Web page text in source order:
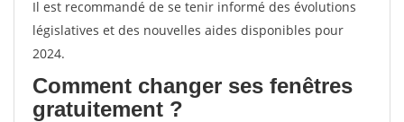
Il est recommandé de se tenir informé des évolutions
législatives et des nouvelles aides disponibles pour
2024.
Comment changer ses fenêtres
gratuitement ?